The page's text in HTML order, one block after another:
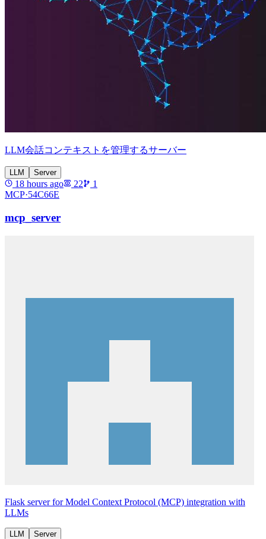
LLM会話コンテキストを管理するサーバー
LLM Server
18 hours ago 22
1
MCP·54C66E
mcp_server
Flask server for Model Context Protocol (MCP) integration with
LLMs
LLM Server